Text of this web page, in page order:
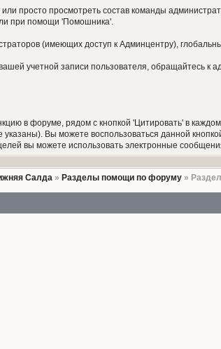
просто просмотреть состав команды
при помощи 'Помошника'.
(имеющих доступ к Админцентру),
учетной записи пользователя, обращайтесь
в форуме, рядом с кнопкой 'Цитировать' в
Вы можете воспользоваться данной
вы можете использовать электронные
Салда » Разделы помощи по форуму »